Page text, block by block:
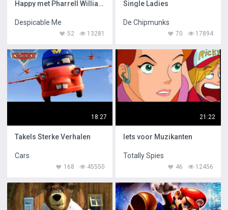
Happy met Pharrell Williams
Despicable Me
13281
52
Single Ladies
De Chipmunks
17894
70
18:27
Takels Sterke Verhalen
Cars
45550
168
21:22
Iets voor Muzikanten
Totally Spies
12456
46